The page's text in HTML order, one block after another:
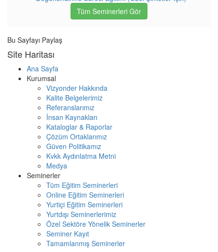
Tüm Seminerleri Gör
Bu Sayfayı Paylaş
Site Haritası
Ana Sayfa
Kurumsal
Vizyonder Hakkında
Kalite Belgelerimiz
Referanslarımız
İnsan Kaynakları
Kataloglar & Raporlar
Çözüm Ortaklarımız
Güven Politikamız
Kvkk Aydınlatma Metni
Medya
Seminerler
Tüm Eğitim Seminerleri
Online Eğitim Seminerleri
Yurtiçi Eğitim Seminerleri
Yurtdışı Seminerlerimiz
Özel Sektöre Yönelik Seminerler
Seminer Kayıt
Tamamlanmış Seminerler